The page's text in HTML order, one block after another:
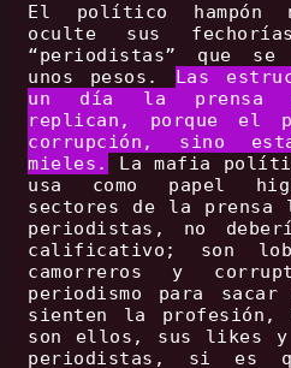
El político hampón
oculte sus
“periodistas” que se
unos pesos.
Las
un día la prensa
replican, porque el
corrupción, sino
mieles.
La mafia
usa como papel
sectores de la prensa
periodistas, no
calificativo; son
camorreros y
periodismo para sacar
sienten la profesión,
son ellos, sus likes y
periodistas, si es